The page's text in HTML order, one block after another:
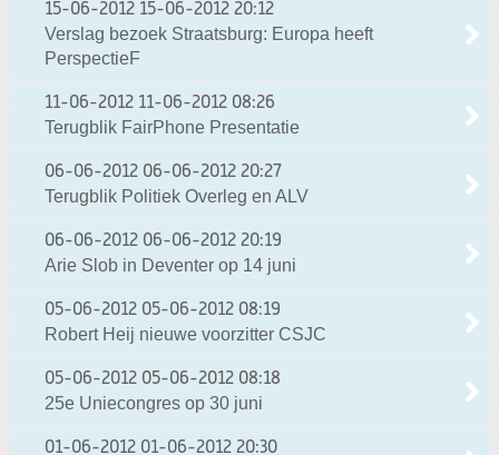
15-06-2012 15-06-2012 20:12
Verslag bezoek Straatsburg: Europa heeft
PerspectieF
11-06-2012 11-06-2012 08:26
Terugblik FairPhone Presentatie
06-06-2012 06-06-2012 20:27
Terugblik Politiek Overleg en ALV
06-06-2012 06-06-2012 20:19
Arie Slob in Deventer op 14 juni
05-06-2012 05-06-2012 08:19
Robert Heij nieuwe voorzitter CSJC
05-06-2012 05-06-2012 08:18
25e Uniecongres op 30 juni
01-06-2012 01-06-2012 20:30